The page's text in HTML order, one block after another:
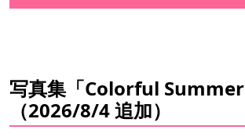
写真集「Colorful Summer
（2026/8/4 追加）